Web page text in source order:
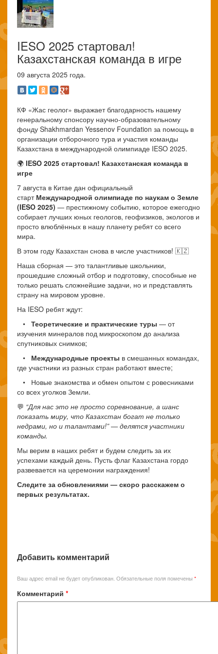
IESO 2025 стартовал!
Казахстанская команда в игре
09 августа 2025 года.
КФ «Жас геолог» выражает благодарность нашему
генеральному спонсору научно-образовательному
фонду Shakhmardan Yessenov Foundation за помощь в
организации отборочного тура и участия команды
Казахстана в международной олимпиаде IESO 2025.
🌍 IESO 2025 стартовал! Казахстанская команда в
игре
7 августа в Китае дан официальный
старт Международной олимпиаде по наукам о Земле
(IESO 2025) — престижному событию, которое ежегодно
собирает лучших юных геологов, геофизиков, экологов и
просто влюблённых в нашу планету ребят со всего
мира.
В этом году Казахстан снова в числе участников! 🇰🇿
Наша сборная — это талантливые школьники,
прошедшие сложный отбор и подготовку, способные не
только решать сложнейшие задачи, но и представлять
страну на мировом уровне.
На IESO ребят ждут:
• Теоретические и практические туры — от
изучения минералов под микроскопом до анализа
спутниковых снимков;
• Международные проекты в смешанных командах,
где участники из разных стран работают вместе;
• Новые знакомства и обмен опытом с ровесниками
со всех уголков Земли.
💬 “Для нас это не просто соревнование, а шанс
показать миру, что Казахстан богат не только
недрами, но и талантами!”— делятся участники
команды.
Мы верим в наших ребят и будем следить за их
успехами каждый день. Пусть флаг Казахстана гордо
развевается на церемонии награждения!
Следите за обновлениями — скоро расскажем о
первых результатах.
Добавить комментарий
Ваш адрес email не будет опубликован. Обязательные поля помечены *
Комментарий *